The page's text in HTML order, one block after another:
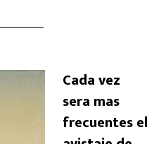
Cada vez
sera mas
frecuentes el